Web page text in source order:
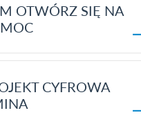
OTWÓRZ SIĘ NA
CYFROWA